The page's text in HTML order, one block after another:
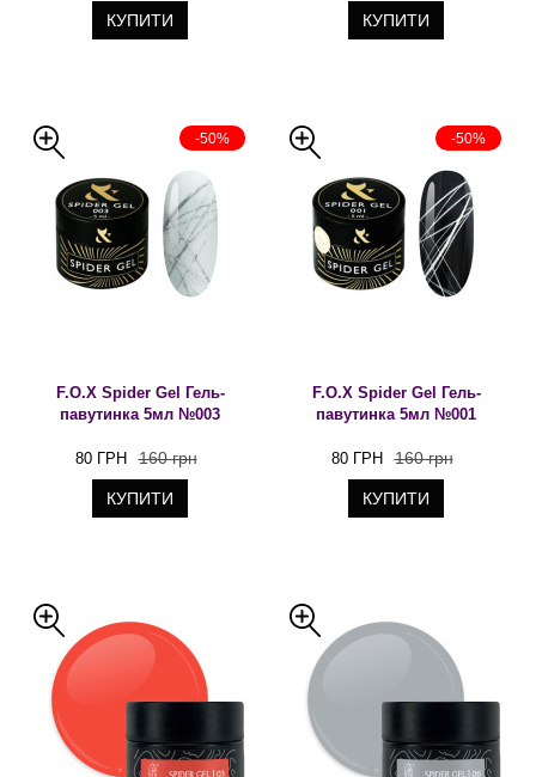
КУПИТИ КУПИТИ
-50%
F.O.X Spider Gel Гель-
павутинка 5мл №003
80 ГРН 160 грн
КУПИТИ
-50%
F.O.X Spider Gel Гель-
павутинка 5мл №001
80 ГРН 160 грн
КУПИТИ